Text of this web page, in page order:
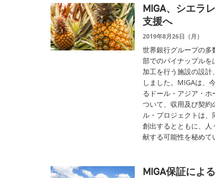
MIGA、シエラ
支援へ
2019年8月26日（月）
世界銀行グループの
部でのパイナップルを
加工を行う施設の設
しました。MIGAは、
るドール・アジア・
ついて、収用及び契
ル・プロジェクトは
創出するとともに、
献する可能性を秘めて
MIGA保証によ